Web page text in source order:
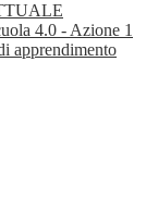
4.0 - Azione 1
apprendimento